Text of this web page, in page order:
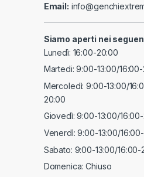
Email:
Siamo aperti nei
Lunedì: 16:00-20:00
Martedi: 9:00-13:00/
Mercoledì: 9:00-13:00/
20:00
Giovedì: 9:00-13:00/
Venerdì: 9:00-13:00/
Sabato: 9:00-13:00/16:00-
Domenica: Chiuso